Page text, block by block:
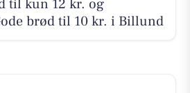
til kun 12 kr. og
brød til 10 kr. i Billund